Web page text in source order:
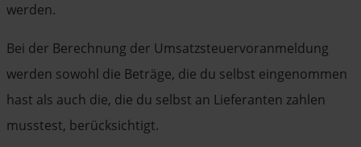
werden.
Bei der Berechnung der Umsatzsteuervoranmeldung
werden sowohl die Beträge, die du selbst eingenommen
hast als auch die, die du selbst an Lieferanten zahlen
musstest, berücksichtigt.